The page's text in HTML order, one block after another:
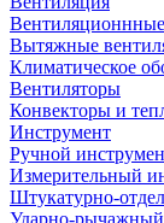
Вытяжные
Климатическое
Вентиляторы
Конвекторы и
Инструмент
Ручной
Измерительный
Штукатурно-
Ударно-